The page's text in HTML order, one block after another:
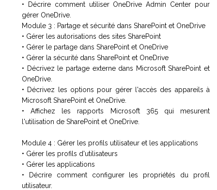
• Décrire comment utiliser OneDrive Admin Center pour
gérer OneDrive.
Module 3 : Partage et sécurité dans SharePoint et OneDrive
• Gérer les autorisations des sites SharePoint
• Gérer le partage dans SharePoint et OneDrive
• Gérer la sécurité dans SharePoint et OneDrive
• Décrivez le partage externe dans Microsoft SharePoint et
OneDrive.
• Décrivez les options pour gérer l'accès des appareils à
Microsoft SharePoint et OneDrive.
• Affichez les rapports Microsoft 365 qui mesurent
l'utilisation de SharePoint et OneDrive.
Module 4 : Gérer les profils utilisateur et les applications
• Gérer les profils d'utilisateurs
• Gérer les applications
• Décrire comment configurer les propriétés du profil
utilisateur.